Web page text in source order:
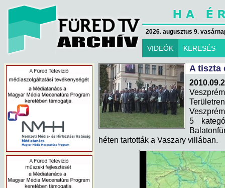
2026. augusztus 9.
VIDEÓK KERESÉS
A tiszta
5
héten tartották a Vaszary villában.